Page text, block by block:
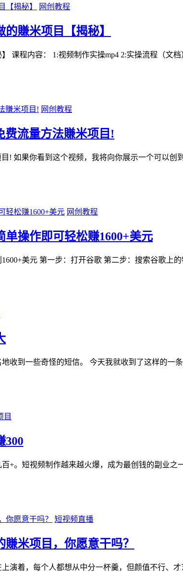
网创教程
賺米项目【揭秘】
课程内容： 1:视频制作实操mp4 2:实操流程（文
网创教程
费流量方法賺米项目!
! 如果你看到这个视频，我将向你展示一个可以
网创教程
操作即可轻松赚1600+美元
美元 第一步：打开谷歌 第二步：搜索谷歌上
收到一些奇怪的短信。 今天我就收到了这样的一
目
300
+。短视频制作越来越火爆，成为最创钱的副业
短视频直播
米项目，你愿意干吗？
演着，每个人都想从中‬‬分一杯羹，但颜值不行、